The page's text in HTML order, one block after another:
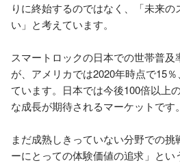
りに終始するのではなく、「未来の
い」と考えています。
スマートロックの日本での世帯普及
が、アメリカでは2020年時点で15
ています。日本では今後100倍以上
な成長が期待されるマーケットです。
まだ成熟しきっていない分野での
ーにとっての体験価値の追求」と